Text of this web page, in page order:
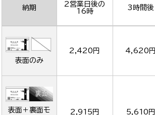
納期
2営業日後の
16時
3時間後
表面のみ
2,420円 4,620円
表面＋裏面モ
2,915円 5,610円